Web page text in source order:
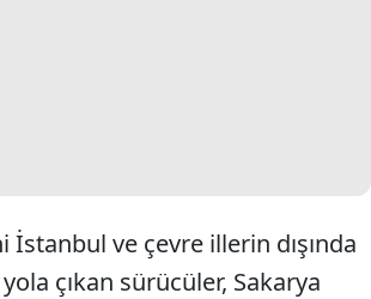
İstanbul ve çevre illerin dışında
çıkan sürücüler, Sakarya